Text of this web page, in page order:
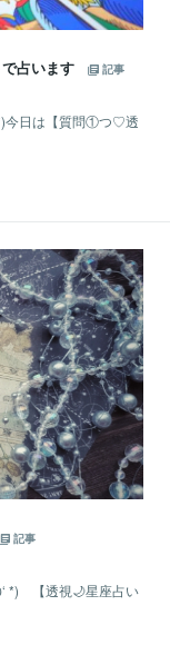
占います
記事
*)今日は【質問①つ♡透
記事
*) 【透視🌙星座占い